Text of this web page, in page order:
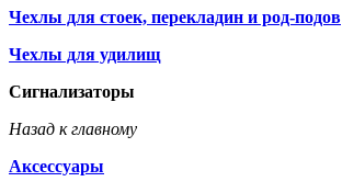
Чехлы для стоек, перекладин и род-подов
Чехлы для удилищ
Сигнализаторы
Назад к главному
Аксессуары